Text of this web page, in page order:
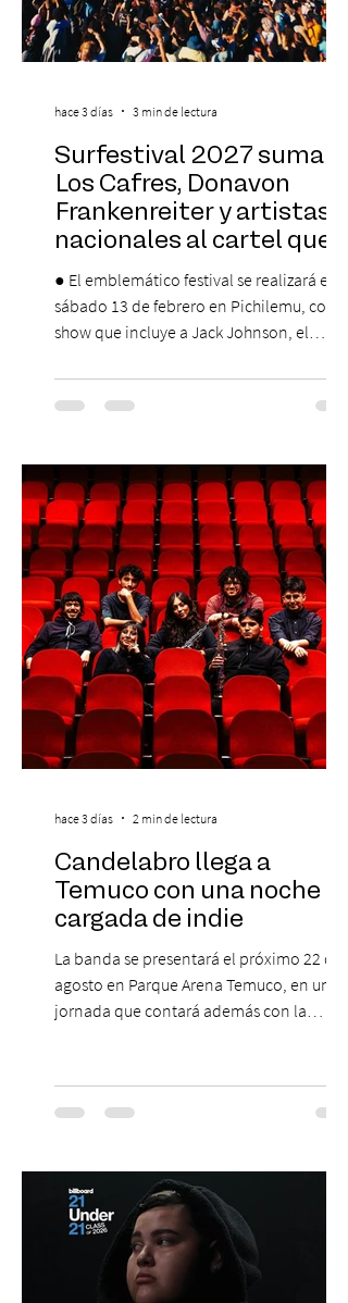
Surfestival 2027 suma a
Los Cafres, Donavon
Frankenreiter y artistas
nacionales al cartel que
encabeza Jack Johnson
● El emblemático festival se realizará el
sábado 13 de febrero en Pichilemu, con un
show que incluye a Jack Johnson, el
El lunes 10 de agosto comienza la
Preventa Exclusiva Santander con 30%
stock). Posterior a esta preventa exclusiva
se da inicio a la segunda etapa con una
preventa con 20% descuento para los
clientes del mismo banco y 20% para las
personas que se pre inscribieron y el miérc
hace 3 días 3 min de lectura
Candelabro llega a
Temuco con una noche
cargada de indie
La banda se presentará el próximo 22 de
agosto en Parque Arena Temuco, en una
jornada que contará además con la
agosto, el Parque Arena Temuco será
escenario de una noche dedicada al indie
banda que llegará a la capital de La
Araucanía para ofrecer un show cargado
de energía, guitarras y canciones que han
marcado su breve pero exitosa trayectoria.
hace 3 días 2 min de lectura